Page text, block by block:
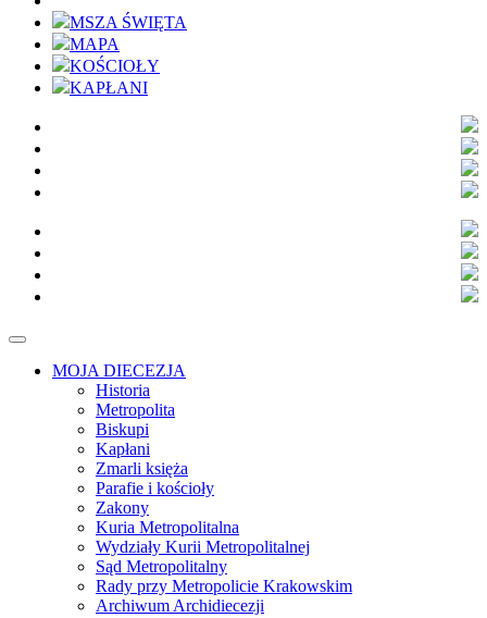
MSZA ŚWIĘTA
MAPA
KOŚCIOŁY
KAPŁANI
MOJA DIECEZJA
Historia
Metropolita
Biskupi
Kapłani
Zmarli księża
Parafie i kościoły
Zakony
Kuria Metropolitalna
Wydziały Kurii Metropolitalnej
Sąd Metropolitalny
Rady przy Metropolicie Krakowskim
Archiwum Archidiecezji